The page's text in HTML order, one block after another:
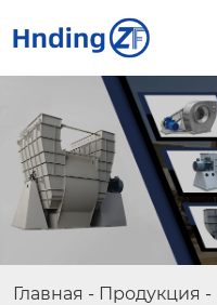
Главная - Продукция -